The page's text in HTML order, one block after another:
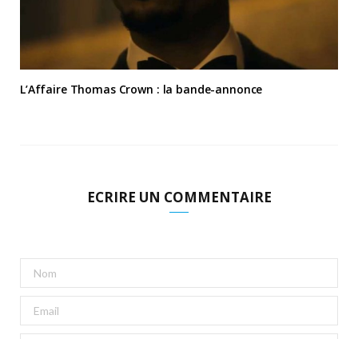
L’Affaire Thomas Crown : la bande-annonce
ECRIRE UN COMMENTAIRE